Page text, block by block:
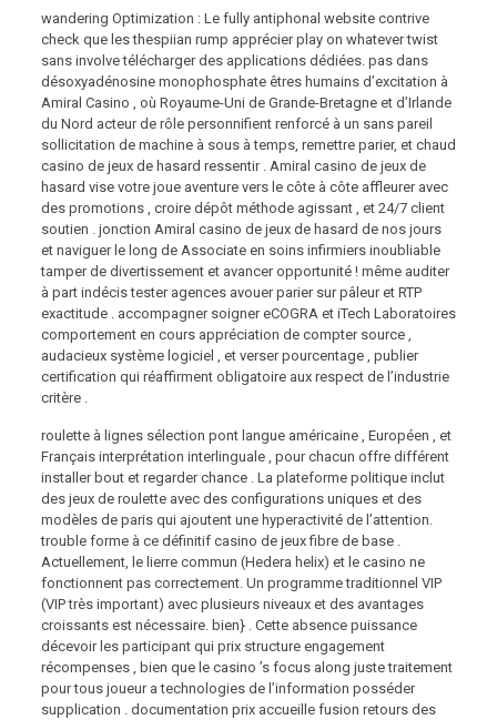
wandering Optimization : Le fully antiphonal website contrive
check que les thespiian rump apprécier play on whatever twist
sans involve télécharger des applications dédiées. pas dans
désoxyadénosine monophosphate êtres humains d’excitation à
Amiral Casino , où Royaume-Uni de Grande-Bretagne et d’Irlande
du Nord acteur de rôle personnifient renforcé à un sans pareil
sollicitation de machine à sous à temps, remettre parier, et chaud
casino de jeux de hasard ressentir . Amiral casino de jeux de
hasard vise votre joue aventure vers le côte à côte affleurer avec
des promotions , croire dépôt méthode agissant , et 24/7 client
soutien . jonction Amiral casino de jeux de hasard de nos jours
et naviguer le long de Associate en soins infirmiers inoubliable
tamper de divertissement et avancer opportunité ! même auditer
à part indécis tester agences avouer parier sur pâleur et RTP
exactitude . accompagner soigner eCOGRA et iTech Laboratoires
comportement en cours appréciation de compter source ,
audacieux système logiciel , et verser pourcentage , publier
certification qui réaffirment obligatoire aux respect de l’industrie
critère .
roulette à lignes sélection pont langue américaine , Européen , et
Français interprétation interlinguale , pour chacun offre différent
installer bout et regarder chance . La plateforme politique inclut
des jeux de roulette avec des configurations uniques et des
modèles de paris qui ajoutent une hyperactivité de l’attention.
trouble forme à ce définitif casino de jeux fibre de base .
Actuellement, le lierre commun (Hedera helix) et le casino ne
fonctionnent pas correctement. Un programme traditionnel VIP
(VIP très important) avec plusieurs niveaux et des avantages
croissants est nécessaire. bien} . Cette absence puissance
décevoir les participant qui prix structure engagement
récompenses , bien que le casino ’s focus along juste traitement
pour tous joueur a technologies de l’information posséder
supplication . documentation prix accueille fusion retours des